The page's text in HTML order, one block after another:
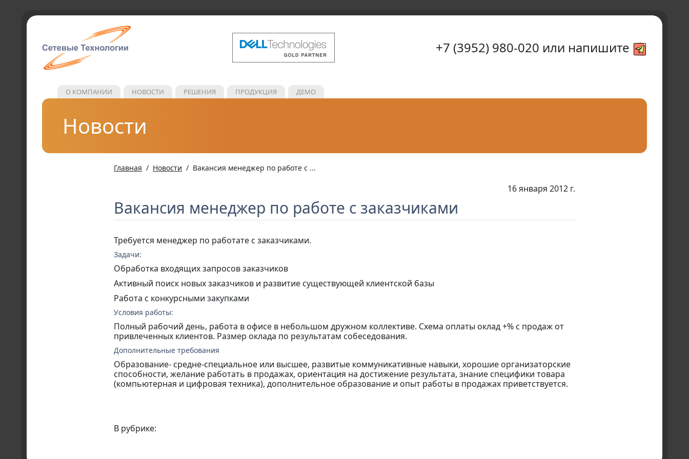
Главная Новости Вакансия менеджер по работе с ...
16 января 2012 г.
Вакансия менеджер по работе с заказчиками
Требуется менеджер по работате с заказчиками.
Задачи:
Обработка входящих запросов заказчиков
Активный поиск новых заказчиков и развитие существующей клиентской базы
Работа с конкурсными закупками
Условия работы:
Полный рабочий день, работа в офисе в небольшом дружном коллективе. Схема оплаты оклад +% с продаж от
привлеченных клиентов. Размер оклада по результатам собеседования.
Дополнительные требования
Образование- средне-специальное или высшее, развитые коммуникативные навыки, хорошие организаторские
способности, желание работать в продажах, ориентация на достижение результата, знание специфики товара
(компьютерная и цифровая техника), дополнительное образование и опыт работы в продажах приветствуется.
В рубрике:
+7 (3952) 980-020 или напишите
О КОМПАНИИ НОВОСТИ РЕШЕНИЯ ПРОДУКЦИЯ ДЕМО
Новости